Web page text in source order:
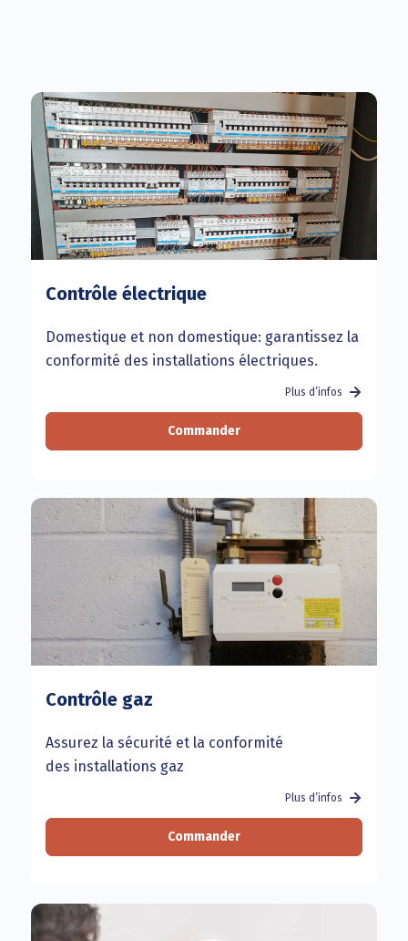
Contrôle électrique
Domestique et non domestique: garantissez la
conformité des installations électriques.
Plus d’infos
Commander
Contrôle gaz
Assurez la sécurité et la conformité
des installations gaz
Plus d’infos
Commander